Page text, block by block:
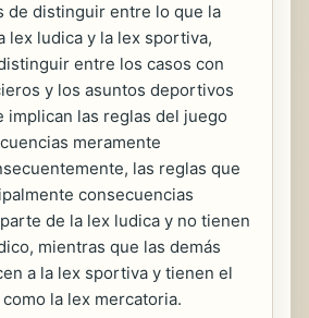
de distinguir entre lo que la
lex ludica y la lex sportiva,
entre los casos con
y los asuntos deportivos
implican las reglas del juego
meramente
las reglas que
consecuencias
de la lex ludica y no tienen
mientras que las demás
a la lex sportiva y tienen el
la lex mercatoria.